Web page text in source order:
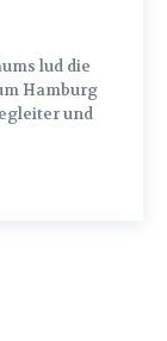
Hamburg
und